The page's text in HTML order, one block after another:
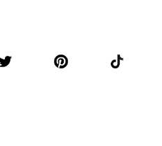
Premium